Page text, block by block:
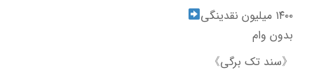
۱۴۰۰ میلیون نقدینگی
بدون وام
《سند تک برگی》